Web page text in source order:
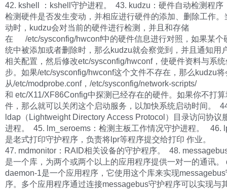
42. kshell ：kshell守护进程。 43. kudzu：硬件自动检测程序
检测硬件是否发生变动，并相应进行硬件的添加、删除工作。
动时，kudzu会对当前的硬件进行检测，并且和存储
在 /etc/sysconfig/hwconf中的硬件信息进行对照，如果某个
统中被添加或者删除时，那么kudzu就会察觉到，并且通知用
相关配置，然后修改etc/sysconfig/hwconf，使硬件资料与系
步。如果/etc/sysconfig/hwconf这个文件不存在，那么kudzu将
从/etc/modprobe.conf，/etc/sysconfig/network-scripts/
和 etc/X11/XF86Config中探测已经存在的硬件。如果你不打
件，那么就可以关闭这个启动服务，以加快系统启动时间。
ldap（Lightweight Directory Access Protocol）目录访问协议
进程。 45. lm_seroems：检测主板工作情况守护进程。 46.
是老式打印守护程序，负责将lpr等程序提交给打印 作业。
47. mdmonitor：RAID相关设备的守护程序。 48.
是一个库，为两个或两个以上的应用程序提供一对一的通讯。
daemon-1是一个应用程序，它使用这个库来实现
序。多个应用程序通过连接messagebus守护程序可以实现与